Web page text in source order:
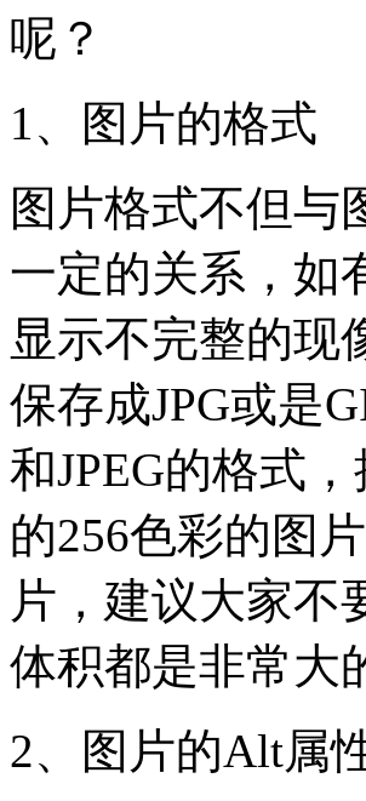
呢？
1、图片的格式
图片格式不但与
一定的关系，如
显示不完整的现
保存成JPG或是
和JPEG的格式
的256色彩的图
片，建议大家不
体积都是非常大
2、图片的Alt属